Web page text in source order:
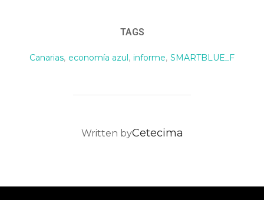
TAGS
Canarias, economía azul, informe, SMARTBLUE_F
POST AUTHOR
Written byCetecima